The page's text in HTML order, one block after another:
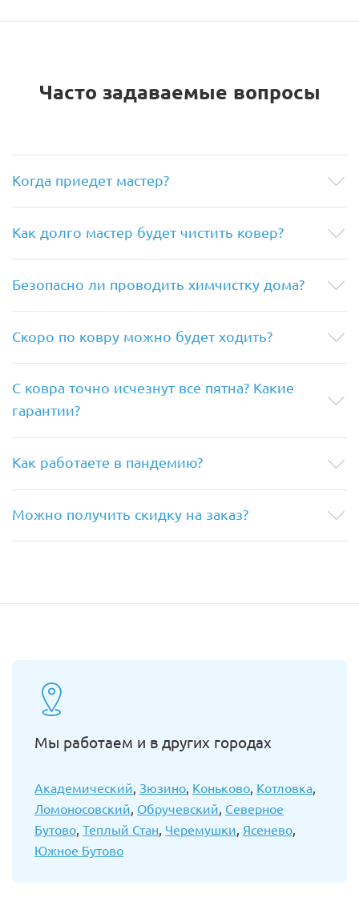
Часто задаваемые вопросы
Когда приедет мастер?
Как долго мастер будет чистить ковер?
Безопасно ли проводить химчистку дома?
Скоро по ковру можно будет ходить?
С ковра точно исчезнут все пятна? Какие
гарантии?
Как работаете в пандемию?
Можно получить скидку на заказ?
Мы работаем и в других городах
Академический Зюзино Коньково Котловка
Ломоносовский Обручевский Северное
Бутово Теплый Стан Черемушки Ясенево
Южное Бутово